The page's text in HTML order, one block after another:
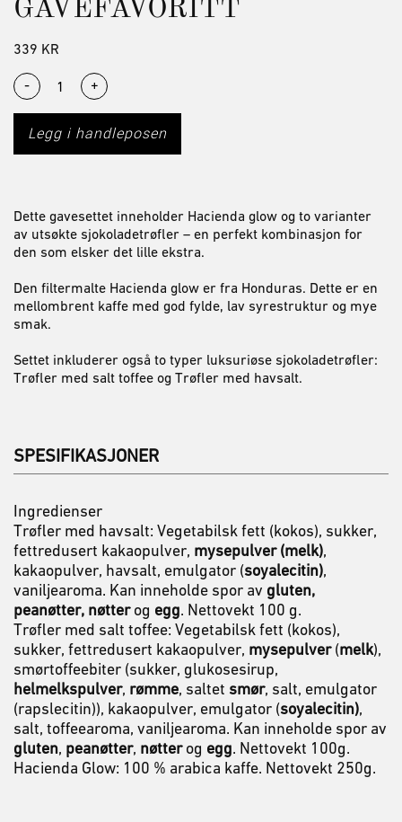
GAVEFAVORITT
339 KR
- +
Legg i handleposen
Dette gavesettet inneholder Hacienda glow og to varianter
av utsøkte sjokoladetrøfler – en perfekt kombinasjon for
den som elsker det lille ekstra.
Den filtermalte Hacienda glow er fra Honduras. Dette er en
mellombrent kaffe med god fylde, lav syrestruktur og mye
smak.
Settet inkluderer også to typer luksuriøse sjokoladetrøfler:
Trøfler med salt toffee og Trøfler med havsalt.
SPESIFIKASJONER
Ingredienser
Trøfler med havsalt: Vegetabilsk fett (kokos), sukker,
fettredusert kakaopulver, mysepulver (melk),
kakaopulver, havsalt, emulgator (soyalecitin),
vaniljearoma. Kan inneholde spor av gluten,
peanøtter, nøtter og egg. Nettovekt 100 g.
Trøfler med salt toffee: Vegetabilsk fett (kokos),
sukker, fettredusert kakaopulver, mysepulver(melk),
smørtoffeebiter (sukker, glukosesirup,
helmelkspulver, rømme, saltet smør, salt, emulgator
(rapslecitin)), kakaopulver, emulgator (soyalecitin),
salt, toffeearoma, vaniljearoma. Kan inneholde spor av
gluten, peanøtter, nøtterog egg. Nettovekt 100g.
Hacienda Glow: 100 % arabica kaffe. Nettovekt 250g.